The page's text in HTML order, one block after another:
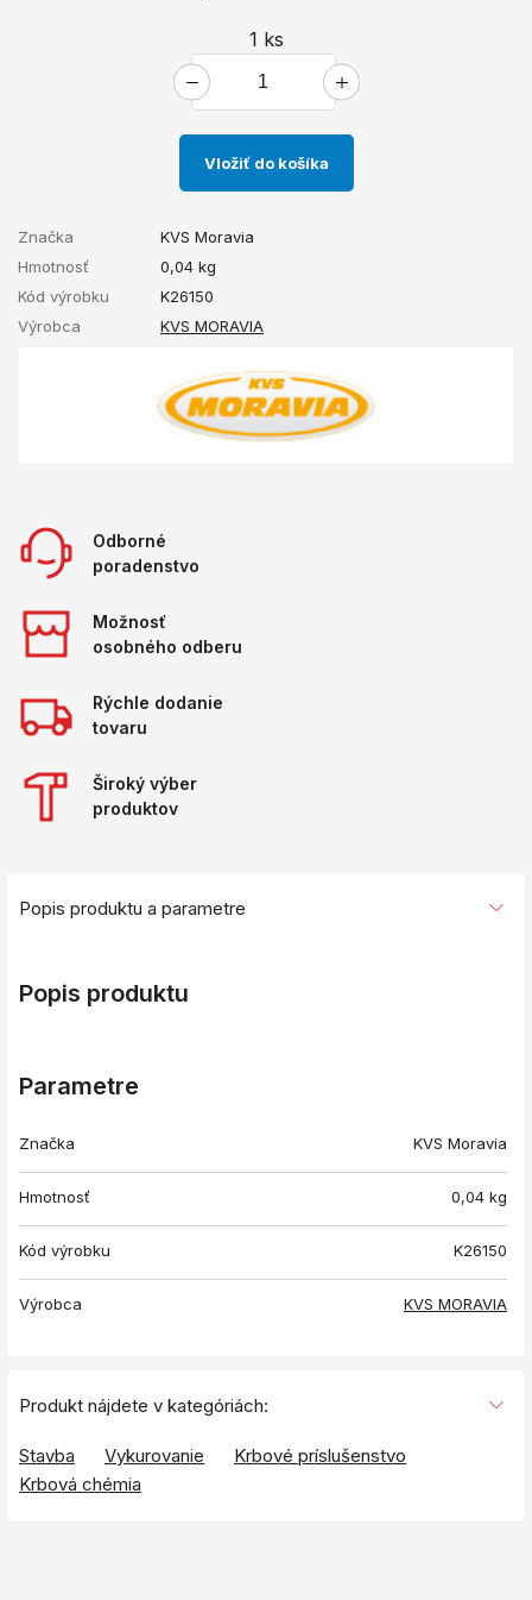
1 ks
Vložiť do košíka
Značka
KVS Moravia
Hmotnosť
0,04 kg
Kód výrobku
K26150
Výrobca
KVS MORAVIA
Odborné
poradenstvo
Možnosť
osobného odberu
Rýchle dodanie
tovaru
Široký výber
produktov
Popis produktu a parametre
Popis produktu
Parametre
Značka KVS Moravia
Hmotnosť 0,04 kg
Kód výrobku K26150
Výrobca KVS MORAVIA
Produkt nájdete v kategóriách:
Stavba Vykurovanie
Krbové príslušenstvo
Krbová chémia